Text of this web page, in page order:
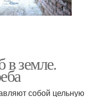
в земле.
собой цельную